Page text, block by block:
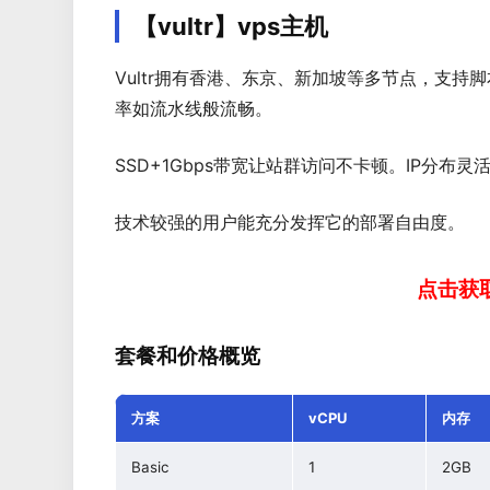
【vultr】vps主机
Vultr拥有香港、东京、新加坡等多节点，支持
率如流水线般流畅。
SSD+1Gbps带宽让站群访问不卡顿。IP分布灵
技术较强的用户能充分发挥它的部署自由度。
点击获
套餐和价格概览
方案 vCPU 内存
Basic 1 2GB